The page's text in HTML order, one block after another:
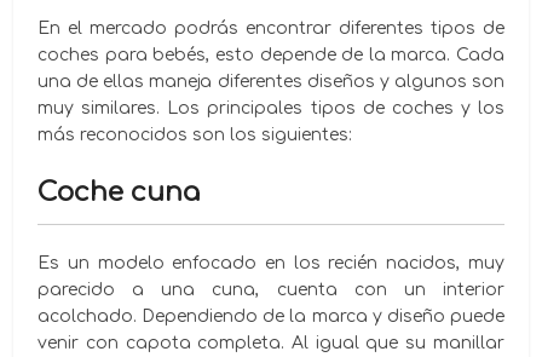
En el mercado podrás encontrar diferentes tipos de
coches para bebés, esto depende de la marca. Cada
una de ellas maneja diferentes diseños y algunos son
muy similares. Los principales tipos de coches y los
más reconocidos son los siguientes:
Coche cuna
Es un modelo enfocado en los recién nacidos, muy
parecido a una cuna, cuenta con un interior
acolchado. Dependiendo de la marca y diseño puede
venir con capota completa. Al igual que su manillar